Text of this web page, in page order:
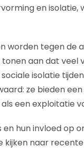
en
worden tegen de
aan dat veel
isolatie
ze bieden
een exploitatie
hun invloed op
naar